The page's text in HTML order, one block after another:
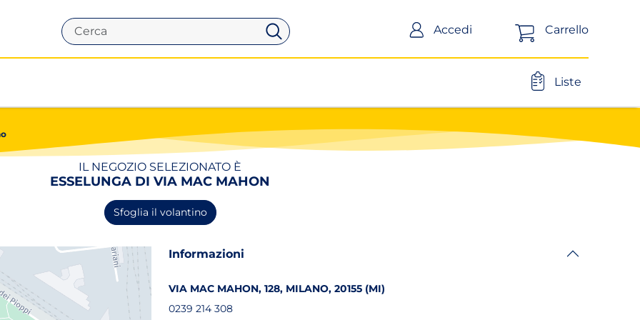
Cerca
Accedi Carrello
Liste
IL NEGOZIO SELEZIONATO È
ESSELUNGA DI VIA MAC MAHON
Sfoglia il volantino
Informazioni
VIA MAC MAHON, 128, MILANO, 20155 (MI)
0239 214 308